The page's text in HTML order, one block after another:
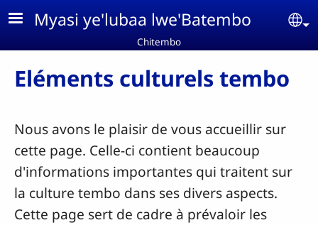
Aller au contenu principal
Myasi ye'lubaa lwe'Batembo
Chitembo
Eléments culturels tembo
Nous avons le plaisir de vous accueillir sur
cette page. Celle-ci contient beaucoup
d'informations importantes qui traitent sur
la culture tembo dans ses divers aspects.
Cette page sert de cadre à prévaloir les